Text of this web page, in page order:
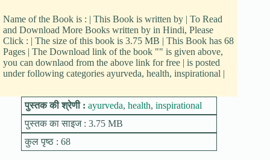
Name of the Book is : | This Book is written by | To Read
and Download More Books written by in Hindi, Please
Click : | The size of this book is 3.75 MB | This Book has 68
Pages | The Download link of the book "" is given above,
you can downlaod from the above link for free | is posted
under following categories ayurveda, health, inspirational |
पुस्तक की श्रेणी : ayurveda, health, inspirational
पुस्तक का साइज : 3.75 MB
कुल पृष्ठ : 68